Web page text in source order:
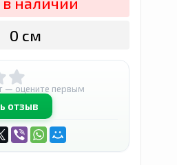
0 сӯм
— оцените первым
отзыв